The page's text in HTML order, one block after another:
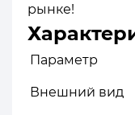
рынке!
Параметр
Внешний вид